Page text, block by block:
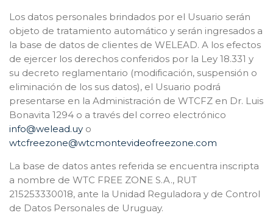
Los datos personales brindados por el Usuario serán
objeto de tratamiento automático y serán ingresados a
la base de datos de clientes de WELEAD. A los efectos
de ejercer los derechos conferidos por la Ley 18.331 y
su decreto reglamentario (modificación, suspensión o
eliminación de los sus datos), el Usuario podrá
presentarse en la Administración de WTCFZ en Dr. Luis
Bonavita 1294 o a través del correo electrónico
info@welead.uy o
wtcfreezone@wtcmontevideofreezone.com
La base de datos antes referida se encuentra inscripta
a nombre de WTC FREE ZONE S.A., RUT
215253330018, ante la Unidad Reguladora y de Control
de Datos Personales de Uruguay.